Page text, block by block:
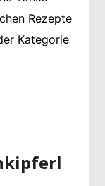
Rezepte
Kategorie